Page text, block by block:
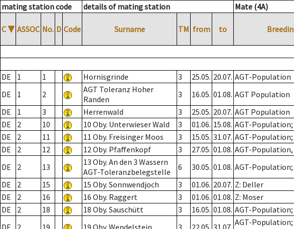
mating station code details of mating station Mate (4A)
C ▼ ASSOC No. D Code Surname TM from to
DE
1 1 Hornisgrinde 3 25.05. 20.07. AGT-Population
DE
1 2
AGT Toleranz Hoher
Randen
3 16.05. 01.08. AGT Population
DE
1 3 Herrenwald 3 25.05. 20.07. AGT Population
DE
2 10 10 Oby. Unterwieser Wald 3 01.06. 15.08. AGT-Population;
DE
2 11 11 Oby. Freisinger Moos 3 15.05. 31.07. AGT-
DE
2 12 12 Oby. Pfaffenkopf 3 27.05. 01.08. AGT-Population,
DE
2 13
13 Oby. An den 3 Wassern
AGT-Toleranzbelegstelle
6 30.05. 01.08. AGT-Population;
DE
2 15 15 Oby. Sonnwendjoch 3 01.06. 20.07. Z: Deller
DE
2 16 16 Oby. Raggert 3 01.06. 01.08. Z: Moser
DE
2 18 18 Oby. Sauschütt 3 16.05. 01.08. AGT-
AGT-Population;